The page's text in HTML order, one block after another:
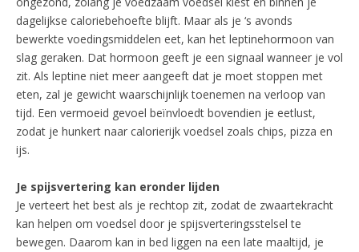
dagelijkse caloriebehoefte blijft. Maar als je ‘s avonds
bewerkte voedingsmiddelen eet, kan het leptinehormoon van
slag geraken. Dat hormoon geeft je een signaal wanneer je vol
zit. Als leptine niet meer aangeeft dat je moet stoppen met
eten, zal je gewicht waarschijnlijk toenemen na verloop van
tijd. Een vermoeid gevoel beïnvloedt bovendien je eetlust,
zodat je hunkert naar calorierijk voedsel zoals chips, pizza en
ijs.
Je spijsvertering kan eronder lijden
Je verteert het best als je rechtop zit, zodat de zwaartekracht
kan helpen om voedsel door je spijsverteringsstelsel te
bewegen. Daarom kan in bed liggen na een late maaltijd, je